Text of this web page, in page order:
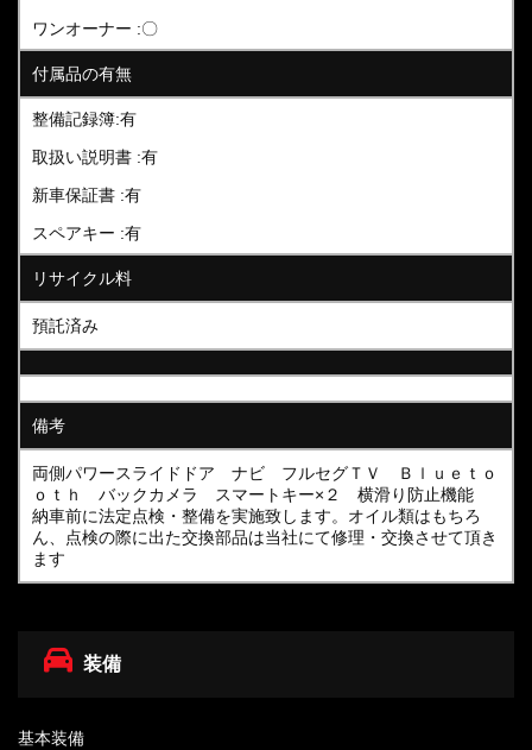
ワンオーナー :〇
付属品の有無
整備記録簿:有
取扱い説明書 :有
新車保証書 :有
スペアキー :有
リサイクル料
預託済み
備考
両側パワースライドドア ナビ フルセグＴＶ Ｂｌｕｅｔｏ
ｏｔｈ バックカメラ スマートキー×２ 横滑り防止機能
納車前に法定点検・整備を実施致します。オイル類はもちろ
ん、点検の際に出た交換部品は当社にて修理・交換させて頂き
ます
装備
基本装備